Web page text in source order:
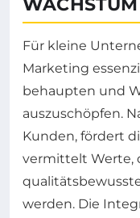
Für kleine
Marketing
behaupten und
auszuschöpfen.
Kunden, fördert
vermittelt Werte,
werden. Die